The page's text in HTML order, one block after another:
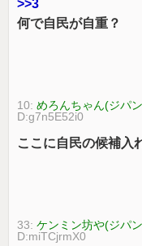
>>3
何で自民が自重？
10:めろんちゃん(ジパ
D:g7n5E52i0
ここに自民の候補入
33:ケンミン坊や(ジパ
D:miTCjrmX0